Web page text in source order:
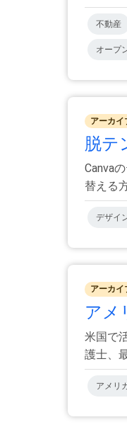
不動産
オープ
アーカイ
脱テ
Canva
替える
デザイ
アーカイ
アメ
米国で
護士、
アメリ